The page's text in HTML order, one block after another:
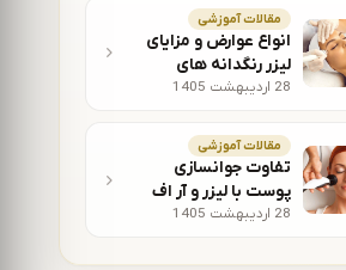
مقالات آموزشی
انواع عوارض و مزایای
لیزر رنگدانه های
پوستی
28 اردیبهشت 1405
مقالات آموزشی
تفاوت جوانسازی
پوست با لیزر و آر اف
چیست؟
28 اردیبهشت 1405